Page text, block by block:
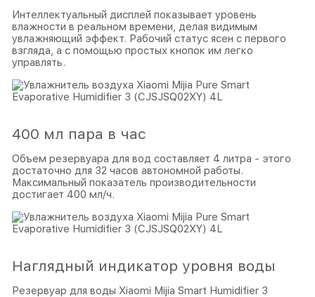
Интеллектуальный дисплей показывает уровень
влажности в реальном времени, делая видимым
увлажняющий эффект. Рабочий статус ясен с первого
взгляда, а с помощью простых кнопок им легко
управлять.
400 мл пара в час
Объем резервуара для вод составляет 4 литра - этого
достаточно для 32 часов автономной работы.
Максимальный показатель производительности
достигает 400 мл/ч.
Наглядный индикатор уровня воды
Резервуар для воды Xiaomi Mijia Smart Humidifier 3